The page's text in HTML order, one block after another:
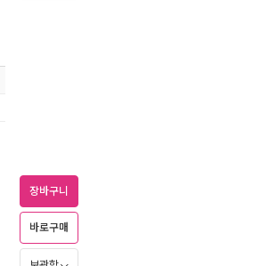
장바구니
바로구매